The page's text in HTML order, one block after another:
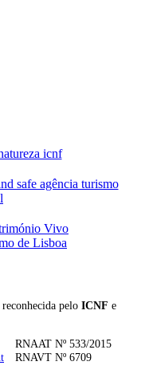
reconhecida pelo ICNF e
RNAAT Nº 533/2015
RNAVT Nº 6709